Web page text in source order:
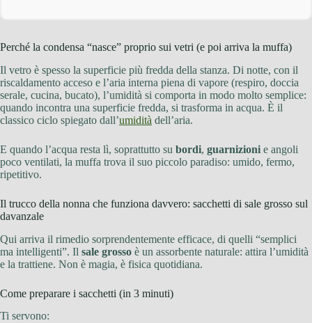
Perché la condensa “nasce” proprio sui vetri (e poi arriva la muffa)
Il vetro è spesso la superficie più fredda della stanza. Di notte, con il
riscaldamento acceso e l’aria interna piena di vapore (respiro, doccia
serale, cucina, bucato), l’umidità si comporta in modo molto semplice:
quando incontra una superficie fredda, si trasforma in acqua. È il
classico ciclo spiegato dall’umidità dell’aria.
E quando l’acqua resta lì, soprattutto su bordi, guarnizioni e angoli
poco ventilati, la muffa trova il suo piccolo paradiso: umido, fermo,
ripetitivo.
Il trucco della nonna che funziona davvero: sacchetti di sale grosso sul
davanzale
Qui arriva il rimedio sorprendentemente efficace, di quelli “semplici
ma intelligenti”. Il sale grosso è un assorbente naturale: attira l’umidità
e la trattiene. Non è magia, è fisica quotidiana.
Come preparare i sacchetti (in 3 minuti)
Ti servono: